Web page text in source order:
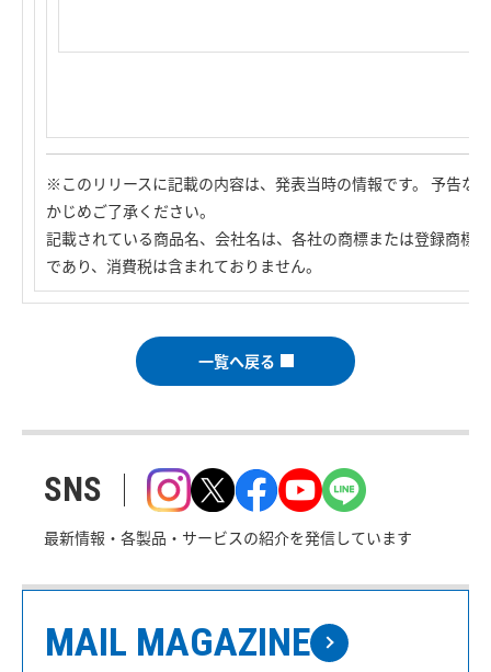
※このリリースに記載の内容は、発表当時の情報です。 予告な
かじめご了承ください。
記載されている商品名、会社名は、各社の商標または登録商標
であり、消費税は含まれておりません。
一覧へ戻る
SNS
最新情報・各製品・サービスの紹介を発信しています
MAIL MAGAZINE